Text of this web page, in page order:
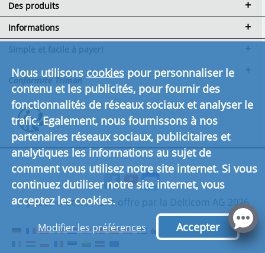
Des produits
Informations
et de livraison
Inscription partenaire de
Conformité Triman
Cliquez ici pour en savoir plus.
© pneus-moto.fr - une offre par la Delticom AG 2026
Nous utilisons cookiespour personnaliser le
contenu et les publicités, pour fournir des
fonctionnalités de réseaux sociaux et analyser le
trafic. Egalement, nous fournissons à nos
partenaires réseaux sociaux, publicitaires et
analytiques les informations au sujet de
comment vous utilisez notre site internet. Si vous
continuez dutiliser notre site internet, vous
acceptez les cookies.
Modifier les préférences Accepter